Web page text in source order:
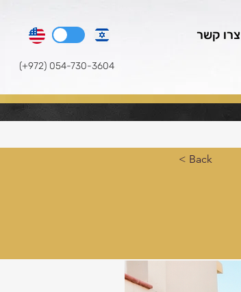
(+972) 054-730-3604
צרו קשר
< Back